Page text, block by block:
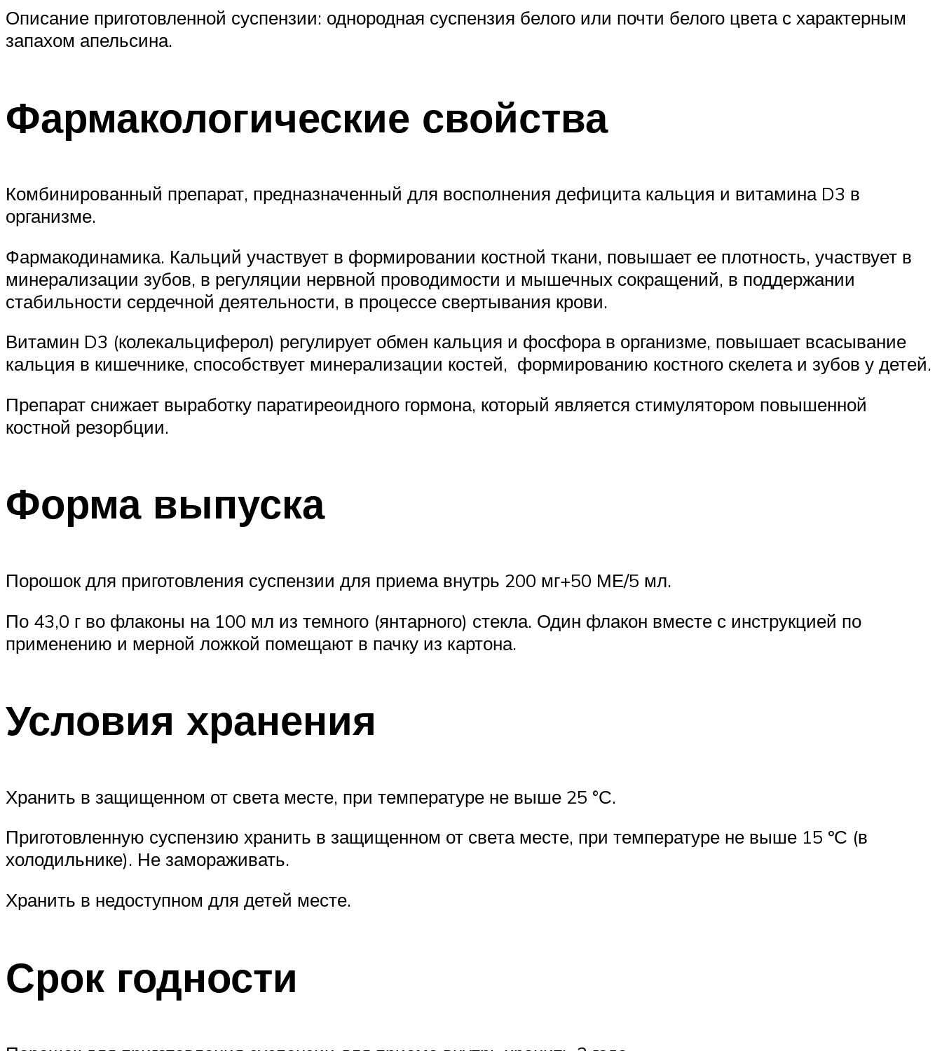
Описание приготовленной суспензии: однородная суспензия белого или почти белого цвета с характерным
запахом апельсина.
Фармакологические свойства
Комбинированный препарат, предназначенный для восполнения дефицита кальция и витамина D3 в
организме.
Фармакодинамика. Кальций участвует в формировании костной ткани, повышает ее плотность, участвует в
минерализации зубов, в регуляции нервной проводимости и мышечных сокращений, в поддержании
стабильности сердечной деятельности, в процессе свертывания крови.
Витамин D3 (колекальциферол) регулирует обмен кальция и фосфора в организме, повышает всасывание
кальция в кишечнике, способствует минерализации костей, формированию костного скелета и зубов у детей.
Препарат снижает выработку паратиреоидного гормона, который является стимулятором повышенной
костной резорбции.
Форма выпуска
Порошок для приготовления суспензии для приема внутрь 200 мг+50 МЕ/5 мл.
По 43,0 г во флаконы на 100 мл из темного (янтарного) стекла. Один флакон вместе с инструкцией по
применению и мерной ложкой помещают в пачку из картона.
Условия хранения
Хранить в защищенном от света месте, при температуре не выше 25 °С.
Приготовленную суспензию хранить в защищенном от света месте, при температуре не выше 15 ºС (в
холодильнике). Не замораживать.
Хранить в недоступном для детей месте.
Срок годности